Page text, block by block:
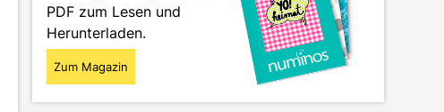
PDF zum Lesen und
Herunterladen.
Zum Magazin